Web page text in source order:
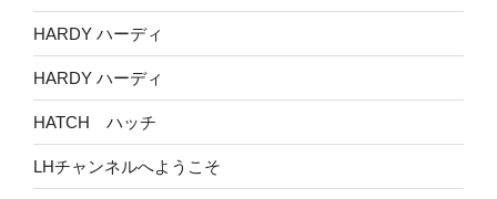
HARDY ハーディ
HARDY ハーディ
HATCH ハッチ
LHチャンネルへようこそ